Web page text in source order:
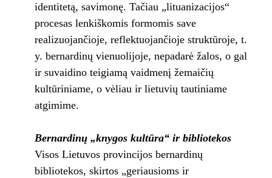
identitetą, savimonę. Tačiau „lituanizacijos“
procesas lenkiškomis formomis save
realizuojančioje, reflektuojančioje struktūroje, t.
y. bernardinų vienuolijoje, nepadarė žalos, o gal
ir suvaidino teigiamą vaidmenį žemaičių
kultūriniame, o vėliau ir lietuvių tautiniame
atgimime.
Bernardinų „knygos kultūra“ ir bibliotekos
Visos Lietuvos provincijos bernardinų
bibliotekos, skirtos „geriausioms ir